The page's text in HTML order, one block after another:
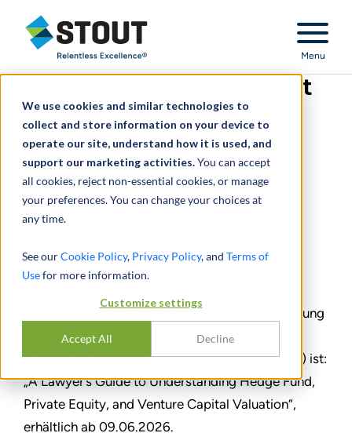
We use cookies and similar technologies to
collect and store information on your device to
operate our site, understand how it is used, and
support our marketing activities.You can accept
all cookies, reject non-essential cookies, or manage
your preferences. You can change your choices at
any time.
See ourCookie Policy, Privacy Policy, and Terms of
Usefor more information.
Customize settings
Accept All Decline
Stout Relentless Excellence
Menu
Jay Fishman von Stout hat
den ABA Guide on Private
Market Valuation
mitverfasst.
April 28, 2026
Managing Director im Bereich Bewertungsberatung
des Unternehmens, Mitautor einer neuen
Publikation der American Bar Association (ABA) ist:
„A Lawyer’s Guide to Understanding Hedge Fund,
Private Equity, and Venture Capital Valuation“,
erhältlich ab 09.06.2026.